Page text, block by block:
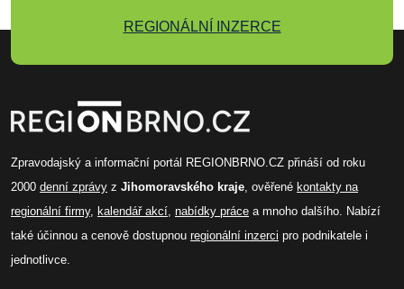
REGIONÁLNÍ INZERCE
Zpravodajský a informační portál REGIONBRNO.CZ přináší od roku
2000 denní zprávy z Jihomoravského kraje, ověřené kontakty na
regionální firmy, kalendář akcí, nabídky práce a mnoho dalšího. Nabízí
také účinnou a cenově dostupnou regionální inzerci pro podnikatele i
jednotlivce.